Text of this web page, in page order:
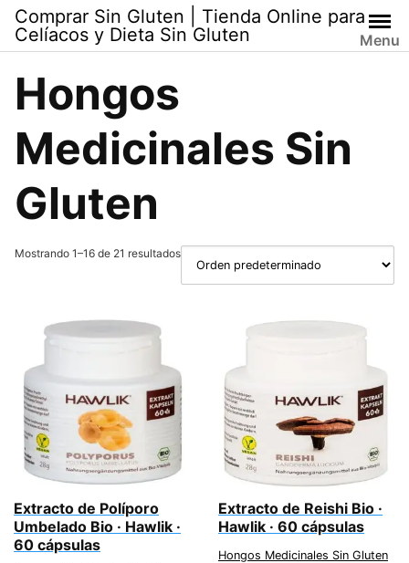
Skip
content
Comprar Sin Gluten | Tienda Online para
Celíacos y Dieta Sin Gluten
Menu
Hongos
Medicinales Sin
Gluten
Mostrando 1–16 de 21 resultados
Extracto de Políporo
Umbelado Bio · Hawlik ·
60 cápsulas
Extracto de Reishi Bio ·
Hawlik · 60 cápsulas
Hongos Medicinales Sin Gluten